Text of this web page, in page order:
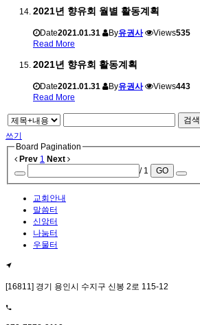
2021년 향유회 월별 활동계획
Date2021.01.31 By유권사 Views535
Read More
2021년 향유회 활동계획
Date2021.01.31 By유권사 Views443
Read More
검색
쓰기
Board Pagination
Prev 1 Next
/ 1
GO
교회안내
말씀터
신앙터
나눔터
우물터
[16811] 경기 용인시 수지구 신봉 2로 115-12